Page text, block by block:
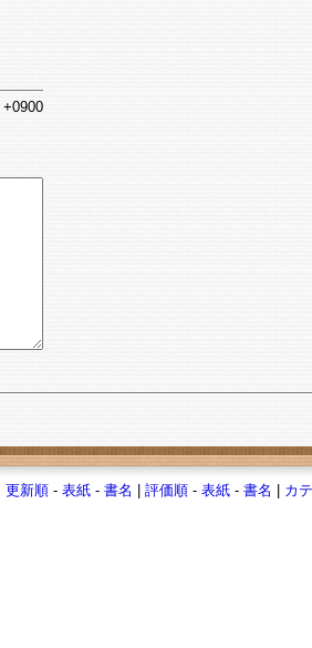
更新順 -表紙 -書名 |評価順 -表紙 -書名 カ